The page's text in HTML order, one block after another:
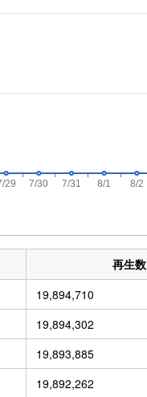
再生数
19,894,710
19,894,302
19,893,885
19,892,262